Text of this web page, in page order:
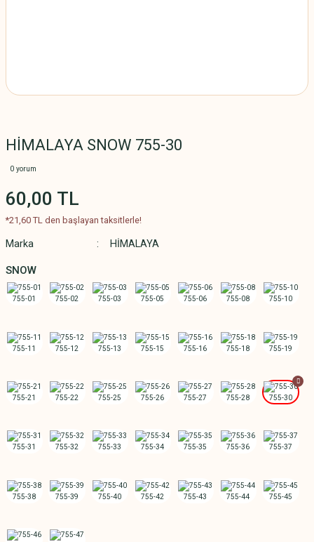
HİMALAYA SNOW 755-30
0 yorum
60,00 TL
*21,60 TL den başlayan taksitlerle!
Marka HİMALAYA
SNOW